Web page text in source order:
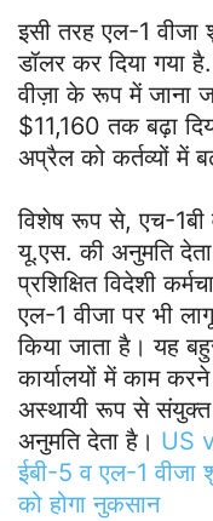
इसी तरह एल-1
डॉलर कर दिया गया
वीज़ा के रूप में जाना
$11,160 तक बढ़ा
अप्रैल को कर्तव्यों में
विशेष रूप से, एच-1बी
यू.एस. की अनुमति
प्रशिक्षित विदेशी
एल-1 वीजा पर भी
किया जाता है। यह
कार्यालयों में काम
अस्थायी रूप से संयुक्त
अनुमति देता है। US
ईबी-5 व एल-1 वीजा
को होगा नुकसान